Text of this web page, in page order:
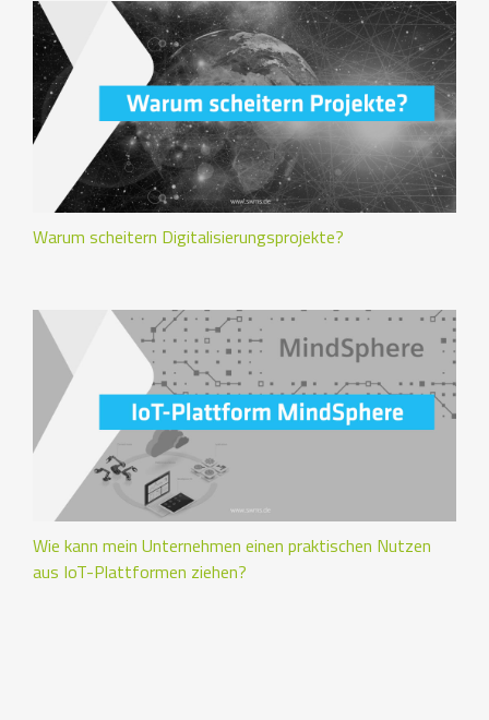
Warum scheitern Digitalisierungsprojekte?
Wie kann mein Unternehmen einen praktischen Nutzen
aus IoT-Plattformen ziehen?